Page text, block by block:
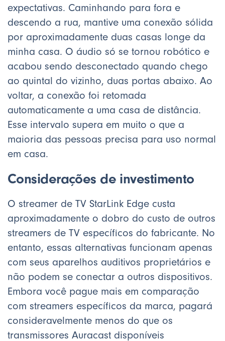
expectativas. Caminhando para fora e
descendo a rua, mantive uma conexão sólida
por aproximadamente duas casas longe da
minha casa. O áudio só se tornou robótico e
acabou sendo desconectado quando chego
ao quintal do vizinho, duas portas abaixo. Ao
voltar, a conexão foi retomada
automaticamente a uma casa de distância.
Esse intervalo supera em muito o que a
maioria das pessoas precisa para uso normal
em casa.
Considerações de investimento
O streamer de TV StarLink Edge custa
aproximadamente o dobro do custo de outros
streamers de TV específicos do fabricante. No
entanto, essas alternativas funcionam apenas
com seus aparelhos auditivos proprietários e
não podem se conectar a outros dispositivos.
Embora você pague mais em comparação
com streamers específicos da marca, pagará
consideravelmente menos do que os
transmissores Auracast disponíveis